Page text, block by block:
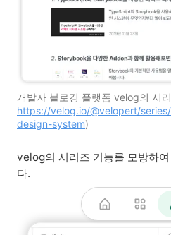
https://velog.io/@velopert/
design-system)
velog의 시리즈 기능를 모방하
다.